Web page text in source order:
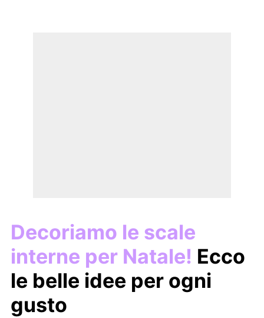
Decoriamo le scale
interne per Natale! Ecco
le belle idee per ogni
gusto